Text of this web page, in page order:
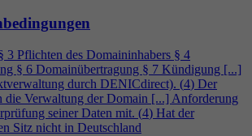
Pflichten des Domaininhabers § 4
§ 6 Domainübertragung § 7 Kündigung [...]
durch DENICdirect). (4) Der
die Verwaltung der Domain [...] Anforderung
seiner Daten mit. (4) Hat der
Sitz nicht in Deutschland